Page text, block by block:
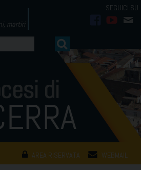
martiri
AREA RISERVATA WEBMAIL